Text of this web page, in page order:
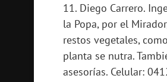
11. Diego Carrero.
la Popa, por el
restos vegetales,
planta se nutra.
asesorías. Celular: